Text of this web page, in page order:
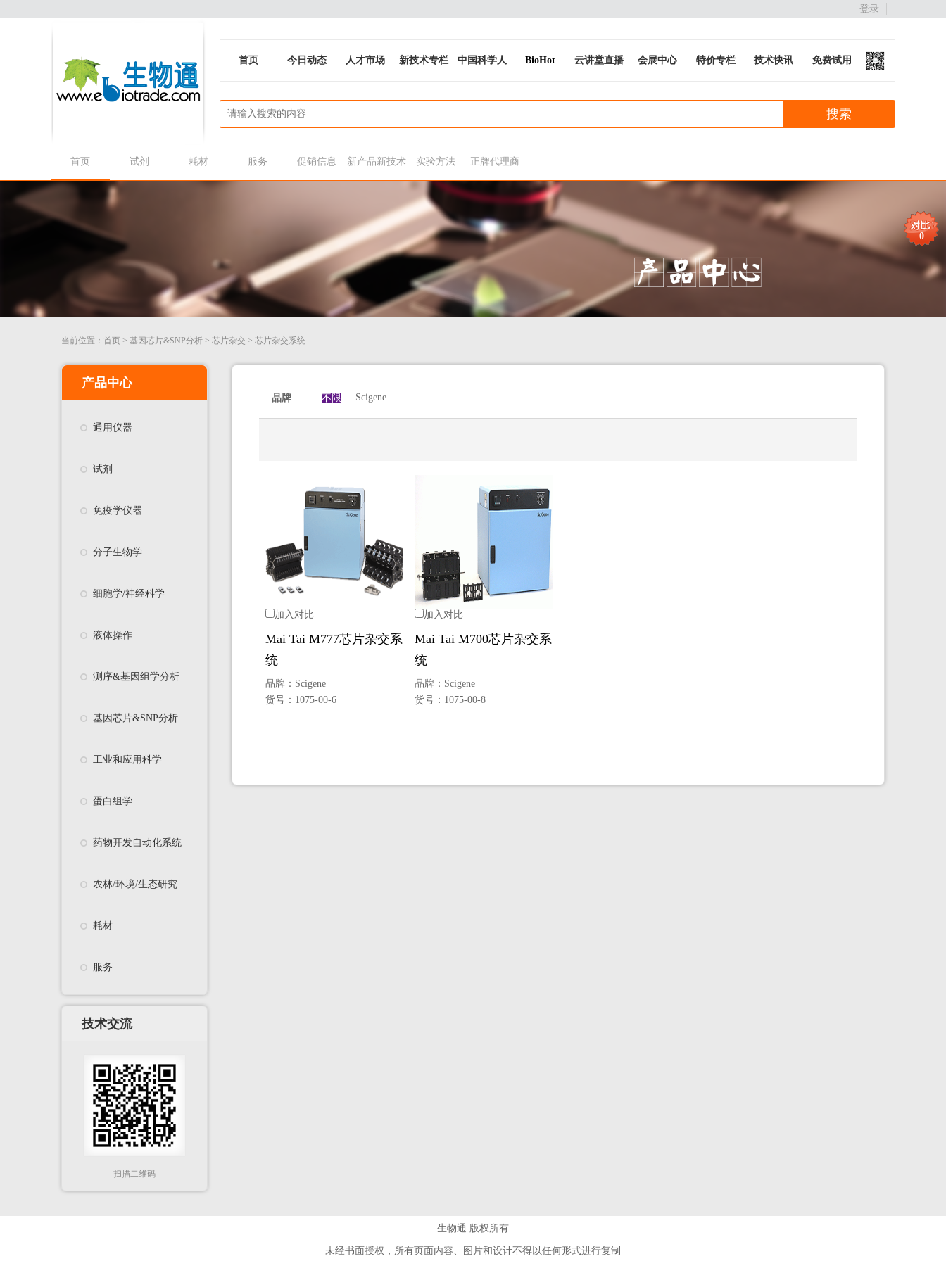
登录
首页 今日动态 人才市场 新技术专栏 中国科学人 BioHot 云讲堂直播 会展中心 特价专栏 技术快讯 免费试用
首页 试剂 耗材 服务 促销信息 新产品新技术 实验方法 正牌代理商
当前位置： 首页 > 基因芯片&SNP分析 > 芯片杂交 > 芯片杂交系统
产品中心
通用仪器
试剂
免疫学仪器
分子生物学
细胞学/神经科学
液体操作
测序&基因组学分析
基因芯片&SNP分析
工业和应用科学
蛋白组学
药物开发自动化系统
农林/环境/生态研究
耗材
服务
技术交流
扫描二维码
品牌 不限 Scigene
加入对比
Mai Tai M777芯片杂交系
统
品牌： Scigene
货号： 1075-00-6
加入对比
Mai Tai M700芯片杂交系
统
品牌： Scigene
货号： 1075-00-8
0
生物通 版权所有
未经书面授权，所有页面内容、图片和设计不得以任何形式进行复制